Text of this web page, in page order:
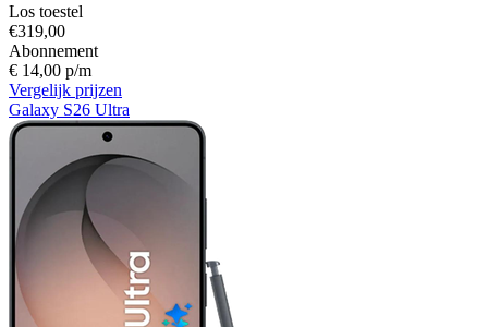
Los toestel
€319,00
Abonnement
€ 14,00 p/m
Vergelijk prijzen
Galaxy S26 Ultra